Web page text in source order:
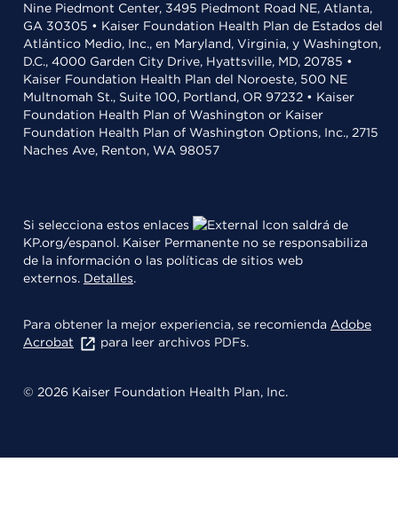
Nine Piedmont Center, 3495 Piedmont Road NE, Atlanta,
GA 30305 • Kaiser Foundation Health Plan de Estados del
Atlántico Medio, Inc., en Maryland, Virginia, y Washington,
D.C., 4000 Garden City Drive, Hyattsville, MD, 20785 •
Kaiser Foundation Health Plan del Noroeste, 500 NE
Multnomah St., Suite 100, Portland, OR 97232 • Kaiser
Foundation Health Plan of Washington or Kaiser
Foundation Health Plan of Washington Options, Inc., 2715
Naches Ave, Renton, WA 98057
Si selecciona estos enlaces
saldrá de
KP.org/espanol. Kaiser Permanente no se responsabiliza
de la información o las políticas de sitios web
externos. Detalles.
Para obtener la mejor experiencia, se recomienda Adobe
Acrobat
para leer archivos PDFs.
© 2026 Kaiser Foundation Health Plan, Inc.